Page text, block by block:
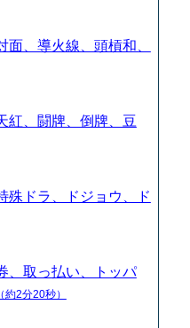
面、導火線、頭槓和、
紅、闘牌、倒牌、豆
殊ドラ、ドジョウ、ド
、取っ払い、トッパ
（約2分20秒）